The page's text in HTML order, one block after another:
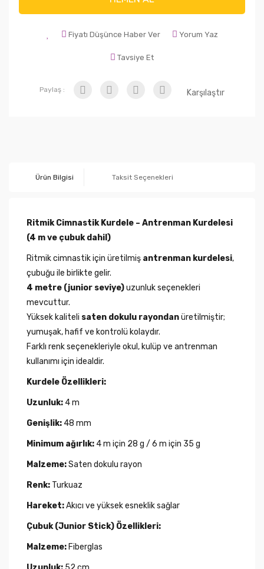
Fiyatı Düşünce Haber Ver Yorum Yaz
Tavsiye Et
Paylaş : Karşılaştır
Ürün Bilgisi Taksit Seçenekleri
Ritmik Cimnastik Kurdele – Antrenman Kurdelesi
(4 m ve çubuk dahil)
Ritmik cimnastik için üretilmiş antrenman kurdelesi,
çubuğu ile birlikte gelir.
4 metre (junior seviye)uzunluk seçenekleri
mevcuttur.
Yüksek kaliteli saten dokulu rayondanüretilmiştir;
yumuşak, hafif ve kontrolü kolaydır.
Farklı renk seçenekleriyle okul, kulüp ve antrenman
kullanımı için idealdir.
Kurdele Özellikleri:
Uzunluk: 4 m
Genişlik: 48 mm
Minimum ağırlık: 4 m için 28 g / 6 m için 35 g
Malzeme:Saten dokulu rayon
Renk: Turkuaz
Hareket:Akıcı ve yüksek esneklik sağlar
Çubuk (Junior Stick) Özellikleri:
Malzeme: Fiberglas